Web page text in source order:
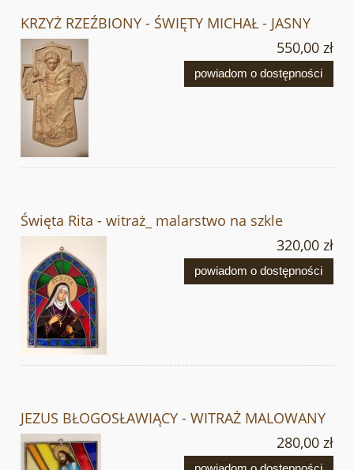
KRZYŻ RZEŹBIONY - ŚWIĘTY MICHAŁ - JASNY
550,00 zł
powiadom o dostępności
Święta Rita - witraż_ malarstwo na szkle
320,00 zł
powiadom o dostępności
JEZUS BŁOGOSŁAWIĄCY - WITRAŻ MALOWANY
280,00 zł